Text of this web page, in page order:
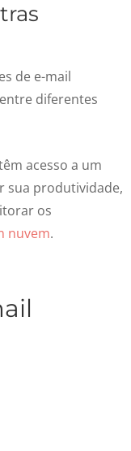
de e-mail
diferentes
acesso a um
sua produtividade,
os
nuvem.